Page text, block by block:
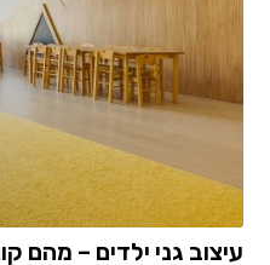
עיצוב גני ילדים – מהם